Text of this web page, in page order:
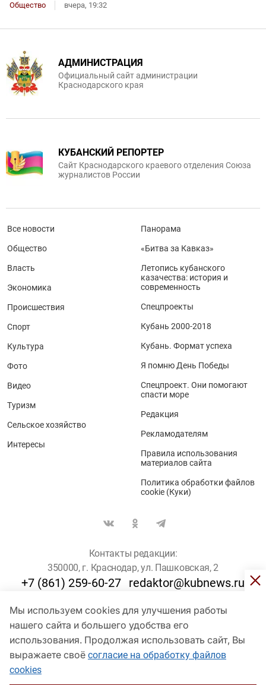
Общество вчера, 19:32
Мы используем cookies для улучшения работы
нашего сайта и большего удобства его
использования. Продолжая использовать сайт, Вы
выражаете своё согласие на обработку файлов
cookies
АДМИНИСТРАЦИЯ
Официальный сайт администрации
Краснодарского края
КУБАНСКИЙ РЕПОРТЕР
Сайт Краснодарского краевого отделения Союза
журналистов России
Все новости
Общество
Власть
Экономика
Происшествия
Спорт
Культура
Фото
Видео
Туризм
Сельское хозяйство
Интересы
Панорама
«Битва за Кавказ»
Летопись кубанского
казачества: история и
современность
Спецпроекты
Кубань 2000-2018
Кубань. Формат успеха
Я помню День Победы
Спецпроект. Они помогают
спасти море
Редакция
Рекламодателям
Правила использования
материалов сайта
Политика обработки файлов
cookie (Куки)
Контакты редакции:
350000, г. Краснодар, ул. Пашковская, 2
+7 (861) 259-60-27 redaktor@kubnews.ru
Для пользователей старше 16 лет
© Кубанские Новости, 2017
Сетевое издание «kubnews» зарегистрировано Федеральной
службой по надзору в сфере связи, информационных технологий
и массовых коммуникаций (Роскомнадзор). Регистрационный